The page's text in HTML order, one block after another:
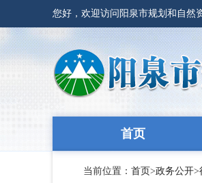
您好，欢迎访问阳泉市规划和自
首页
当前位置： 首页>政务公开>